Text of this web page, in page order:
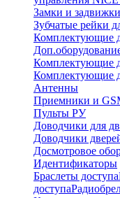
Замки и
Зубчатые рейки
Комплектующие
Комплектующие
Комплектующие
Антенны
Приемники и
Пульты РУ
Доводчики для
Доводчики
Досмотровое
Идентификаторы
Браслеты доступа
доступа